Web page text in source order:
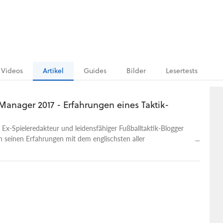
Videos Artikel Guides Bilder Lesertests
2017 - Erfahrungen eines Taktik-
Spieleredakteur und leidensfähiger Fußballtaktik-Blogger
seinen Erfahrungen mit dem englischsten aller